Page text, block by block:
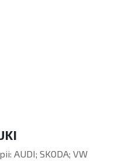
AUDI; SKODA; VW